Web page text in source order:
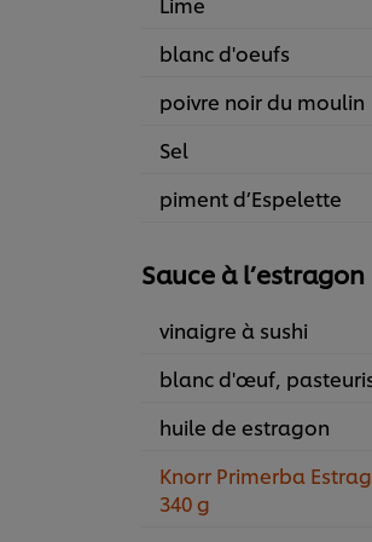
blanc d'oeufs
poivre noir du moulin
Sel
piment d’Espelette
Sauce à l’estragon
vinaigre à sushi
blanc d'œuf,
huile de estragon
Knorr Primerba
340 g